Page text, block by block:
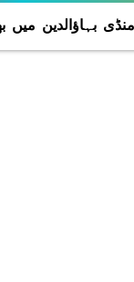
بہاؤالدین میں